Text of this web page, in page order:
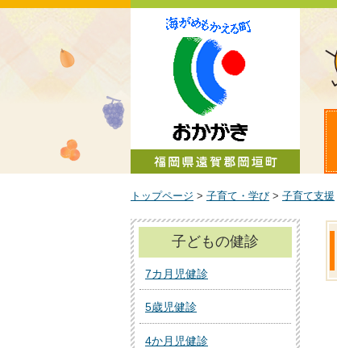
トップページ > 子育て・学び > 子育て支援
子どもの健診
7カ月児健診
5歳児健診
4か月児健診